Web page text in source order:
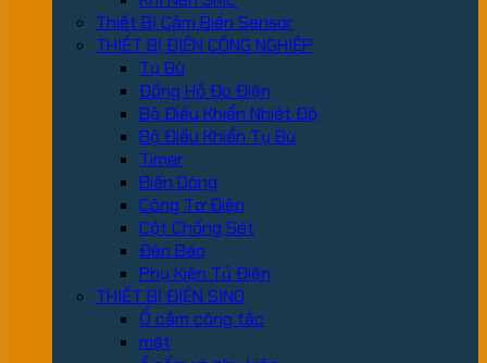
Thiết Bị Cảm Biến Sensor
THIẾT BỊ ĐIỆN CÔNG NGHIỆP
Tụ Bù
Đồng Hồ Đo Điện
Bộ Điều Khiển Nhiệt Độ
Bộ Điều Khiển Tụ Bù
Timer
Biến Dòng
Công Tơ Điện
Cột Chống Sét
Đèn Báo
Phụ Kiện Tủ Điện
THIẾT BỊ ĐIỆN SINO
Ổ cắm công tắc
mặt